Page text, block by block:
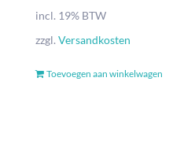
incl. 19% BTW
zzgl. Versandkosten
Toevoegen aan winkelwagen